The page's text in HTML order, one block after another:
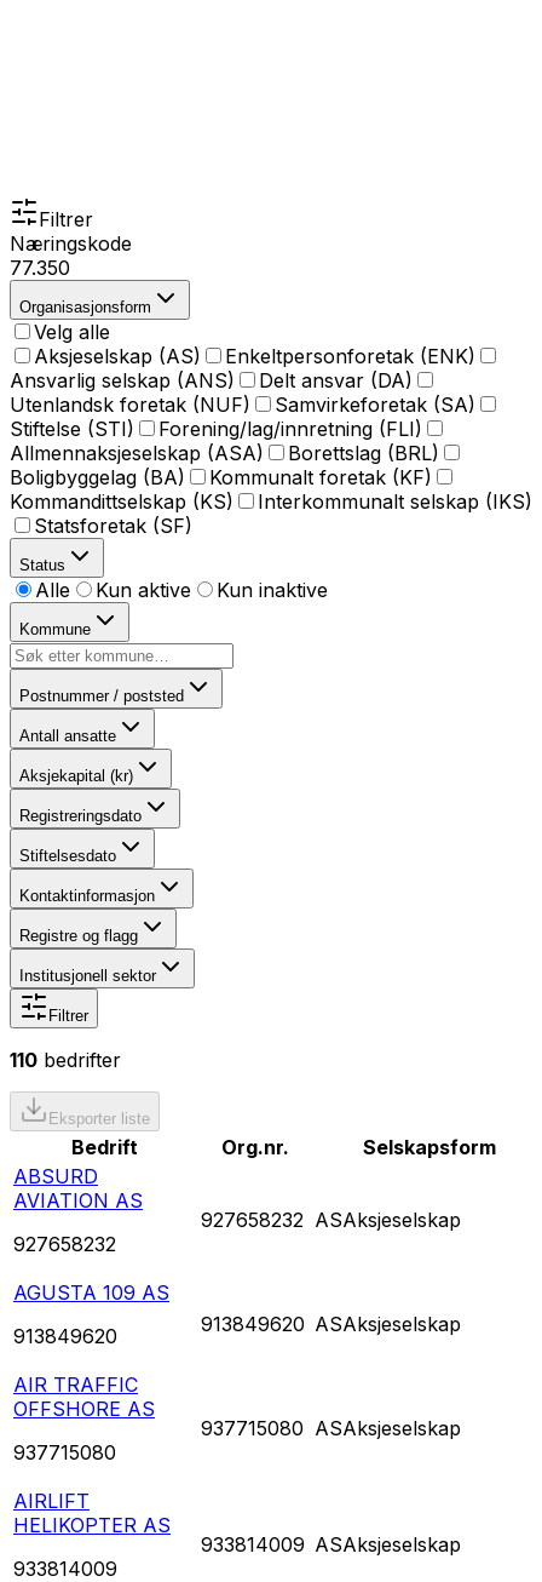
Filtrer
Næringskode
77.350
Organisasjonsform
Velg alle
Aksjeselskap (AS)
Enkeltpersonforetak (ENK)
Ansvarlig selskap (ANS)
Delt ansvar (DA)
Utenlandsk foretak (NUF)
Samvirkeforetak (SA)
Stiftelse (STI)
Forening/lag/innretning (FLI)
Allmennaksjeselskap (ASA)
Borettslag (BRL)
Boligbyggelag (BA)
Kommunalt foretak (KF)
Kommandittselskap (KS)
Interkommunalt selskap (IKS)
Statsforetak (SF)
Status
Alle Kun aktive Kun inaktive
Kommune
Postnummer / poststed
Antall ansatte
Aksjekapital (kr)
Registreringsdato
Stiftelsesdato
Kontaktinformasjon
Registre og flagg
Institusjonell sektor
Filtrer
110 bedrifter
Eksporter liste
Bedrift Org.nr.
Selskapsform
ABSURD
AVIATION AS
927658232
927658232 ASAksjeselskap
AGUSTA 109 AS
913849620
913849620 ASAksjeselskap
AIR TRAFFIC
OFFSHORE AS
937715080
937715080 ASAksjeselskap
AIRLIFT
HELIKOPTER AS
933814009
933814009 ASAksjeselskap